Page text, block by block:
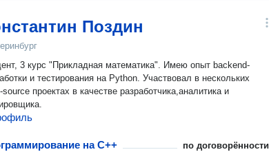
Поздин
3 курс "Прикладная математика". Имею опыт backend-
и тестирования на Python. Участвовал в нескольких
source проектах в качестве разработчика,аналитика и
на C++ по договорённости